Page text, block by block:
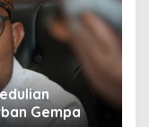
Gempa